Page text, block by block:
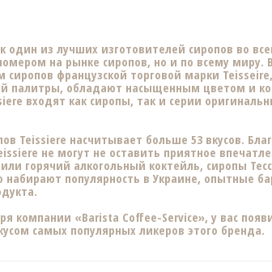
один из лучших изготовителей сиропов во
на рынке сиропов, но и по всему миру.
французской торговой марки
палитры, обладают насыщенным цветом и
входят как сиропы, так и серии
Teissiere насчитывает больше 53 вкусов.
не могут не оставить приятное
горячий алкогольный коктейль, сиропы
популярность в Украине, опытные
компании «Barista Coffee-Service», у вас
самых популярных ликеров этого бренда.